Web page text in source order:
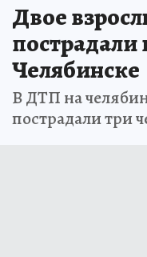
Двое
Челябинске
В ДТП на
пострадали три